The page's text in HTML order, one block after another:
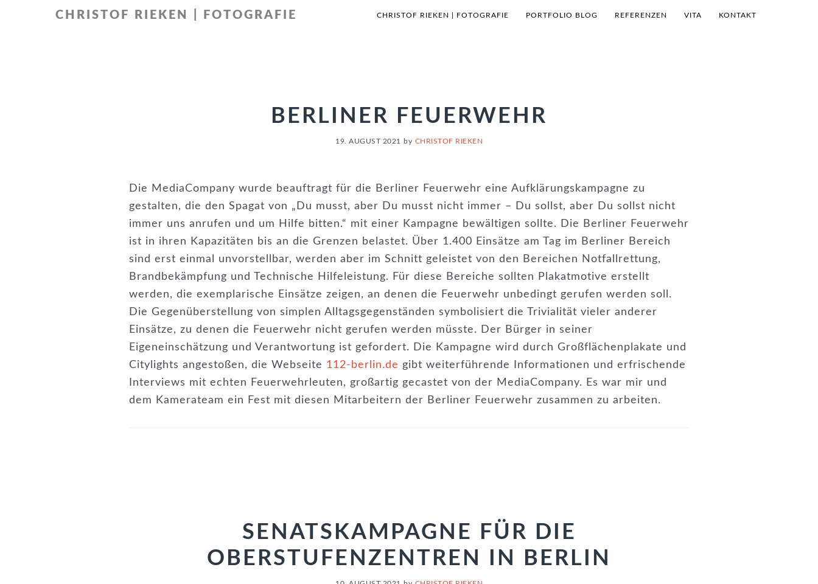
CHRISTOF RIEKEN | FOTOGRAFIE CHRISTOF RIEKEN | FOTOGRAFIE PORTFOLIO BLOG REFERENZEN VITA KONTAKT
BERLINER FEUERWEHR
19. AUGUST 2021 by CHRISTOF RIEKEN
Die MediaCompany wurde beauftragt für die Berliner Feuerwehr eine Aufklärungskampagne zu
gestalten, die den Spagat von „Du musst, aber Du musst nicht immer – Du sollst, aber Du sollst nicht
immer uns anrufen und um Hilfe bitten.“ mit einer Kampagne bewältigen sollte. Die Berliner Feuerwehr
ist in ihren Kapazitäten bis an die Grenzen belastet. Über 1.400 Einsätze am Tag im Berliner Bereich
sind erst einmal unvorstellbar, werden aber im Schnitt geleistet von den Bereichen Notfallrettung,
Brandbekämpfung und Technische Hilfeleistung. Für diese Bereiche sollten Plakatmotive erstellt
werden, die exemplarische Einsätze zeigen, an denen die Feuerwehr unbedingt gerufen werden soll.
Die Gegenüberstellung von simplen Alltagsgegenständen symbolisiert die Trivialität vieler anderer
Einsätze, zu denen die Feuerwehr nicht gerufen werden müsste. Der Bürger in seiner
Eigeneinschätzung und Verantwortung ist gefordert. Die Kampagne wird durch Großflächenplakate und
Citylights angestoßen, die Webseite 112-berlin.de gibt weiterführende Informationen und erfrischende
Interviews mit echten Feuerwehrleuten, großartig gecastet von der MediaCompany. Es war mir und
dem Kamerateam ein Fest mit diesen Mitarbeitern der Berliner Feuerwehr zusammen zu arbeiten.
SENATSKAMPAGNE FÜR DIE
OBERSTUFENZENTREN IN BERLIN